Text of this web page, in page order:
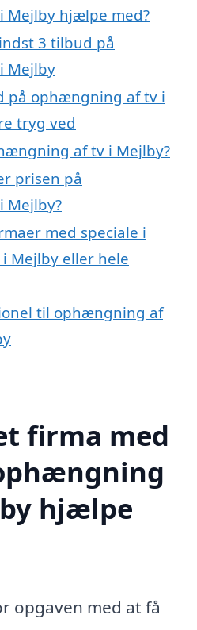
hjælpe med?
3 tilbud på
Mejlby
på ophængning af tv i
tryg ved
af tv i Mejlby?
prisen på
Mejlby?
med speciale i
Mejlby eller hele
til ophængning af
firma med
hjælpe
opgaven med at få